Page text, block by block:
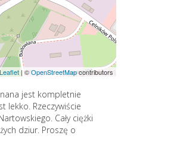
Leaflet |©OpenStreetMapcontributors
jest kompletnie
lekko. Rzeczywiście
Cały ciężki
dziur. Proszę o